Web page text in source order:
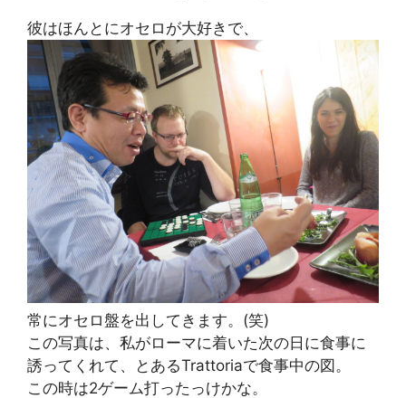
彼はほんとにオセロが大好きで、
常にオセロ盤を出してきます。(笑)
この写真は、私がローマに着いた次の日に食事に
誘ってくれて、とあるTrattoriaで食事中の図。
この時は2ゲーム打ったっけかな。